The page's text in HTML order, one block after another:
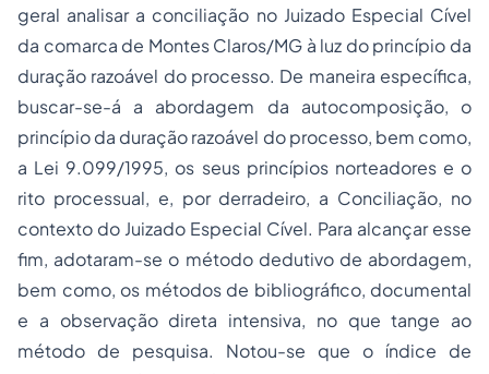
geral analisar a conciliação no Juizado Especial Cível
da comarca de Montes Claros/MG à luz do princípio da
duração razoável do processo. De maneira específica,
buscar-se-á a abordagem da autocomposição, o
princípio da duração razoável do processo, bem como,
a Lei 9.099/1995, os seus princípios norteadores e o
rito processual, e, por derradeiro, a Conciliação, no
contexto do Juizado Especial Cível. Para alcançar esse
fim, adotaram-se o método dedutivo de abordagem,
bem como, os métodos de bibliográfico, documental
e a observação direta intensiva, no que tange ao
método de pesquisa. Notou-se que o índice de